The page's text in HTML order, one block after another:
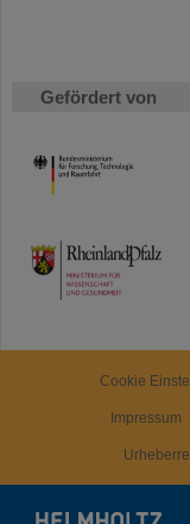
Gefördert von
HMWK
TMWWDG
Cookie
Impressum